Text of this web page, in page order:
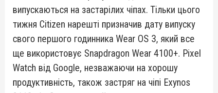
випускаються на застарілих чіпах. Тільки цього
тижня Citizen нарешті призначив дату випуску
свого першого годинника Wear OS 3, який все
ще використовує Snapdragon Wear 4100+. Pixel
Watch від Google, незважаючи на хорошу
продуктивність, також застряг на чіпі Exynos